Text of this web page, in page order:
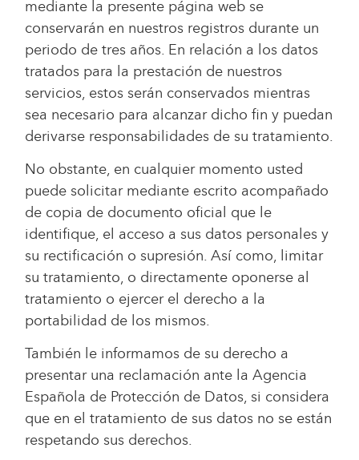
mediante la presente página web se
conservarán en nuestros registros durante un
periodo de tres años. En relación a los datos
tratados para la prestación de nuestros
servicios, estos serán conservados mientras
sea necesario para alcanzar dicho fin y puedan
derivarse responsabilidades de su tratamiento.
No obstante, en cualquier momento usted
puede solicitar mediante escrito acompañado
de copia de documento oficial que le
identifique, el acceso a sus datos personales y
su rectificación o supresión. Así como, limitar
su tratamiento, o directamente oponerse al
tratamiento o ejercer el derecho a la
portabilidad de los mismos.
También le informamos de su derecho a
presentar una reclamación ante la Agencia
Española de Protección de Datos, si considera
que en el tratamiento de sus datos no se están
respetando sus derechos.